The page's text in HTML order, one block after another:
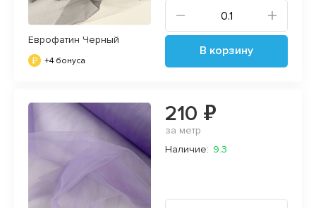
Еврофатин Черный
+4 бонуса
В корзину
210 ₽
за метр
Наличие: 9.3